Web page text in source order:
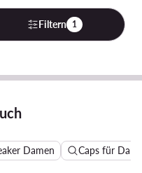
Filtern 1
Damen Caps für